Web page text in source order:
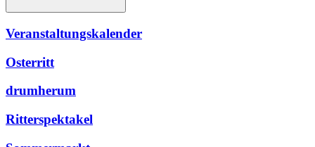
Veranstaltungskalender
Osterritt
drumherum
Ritterspektakel